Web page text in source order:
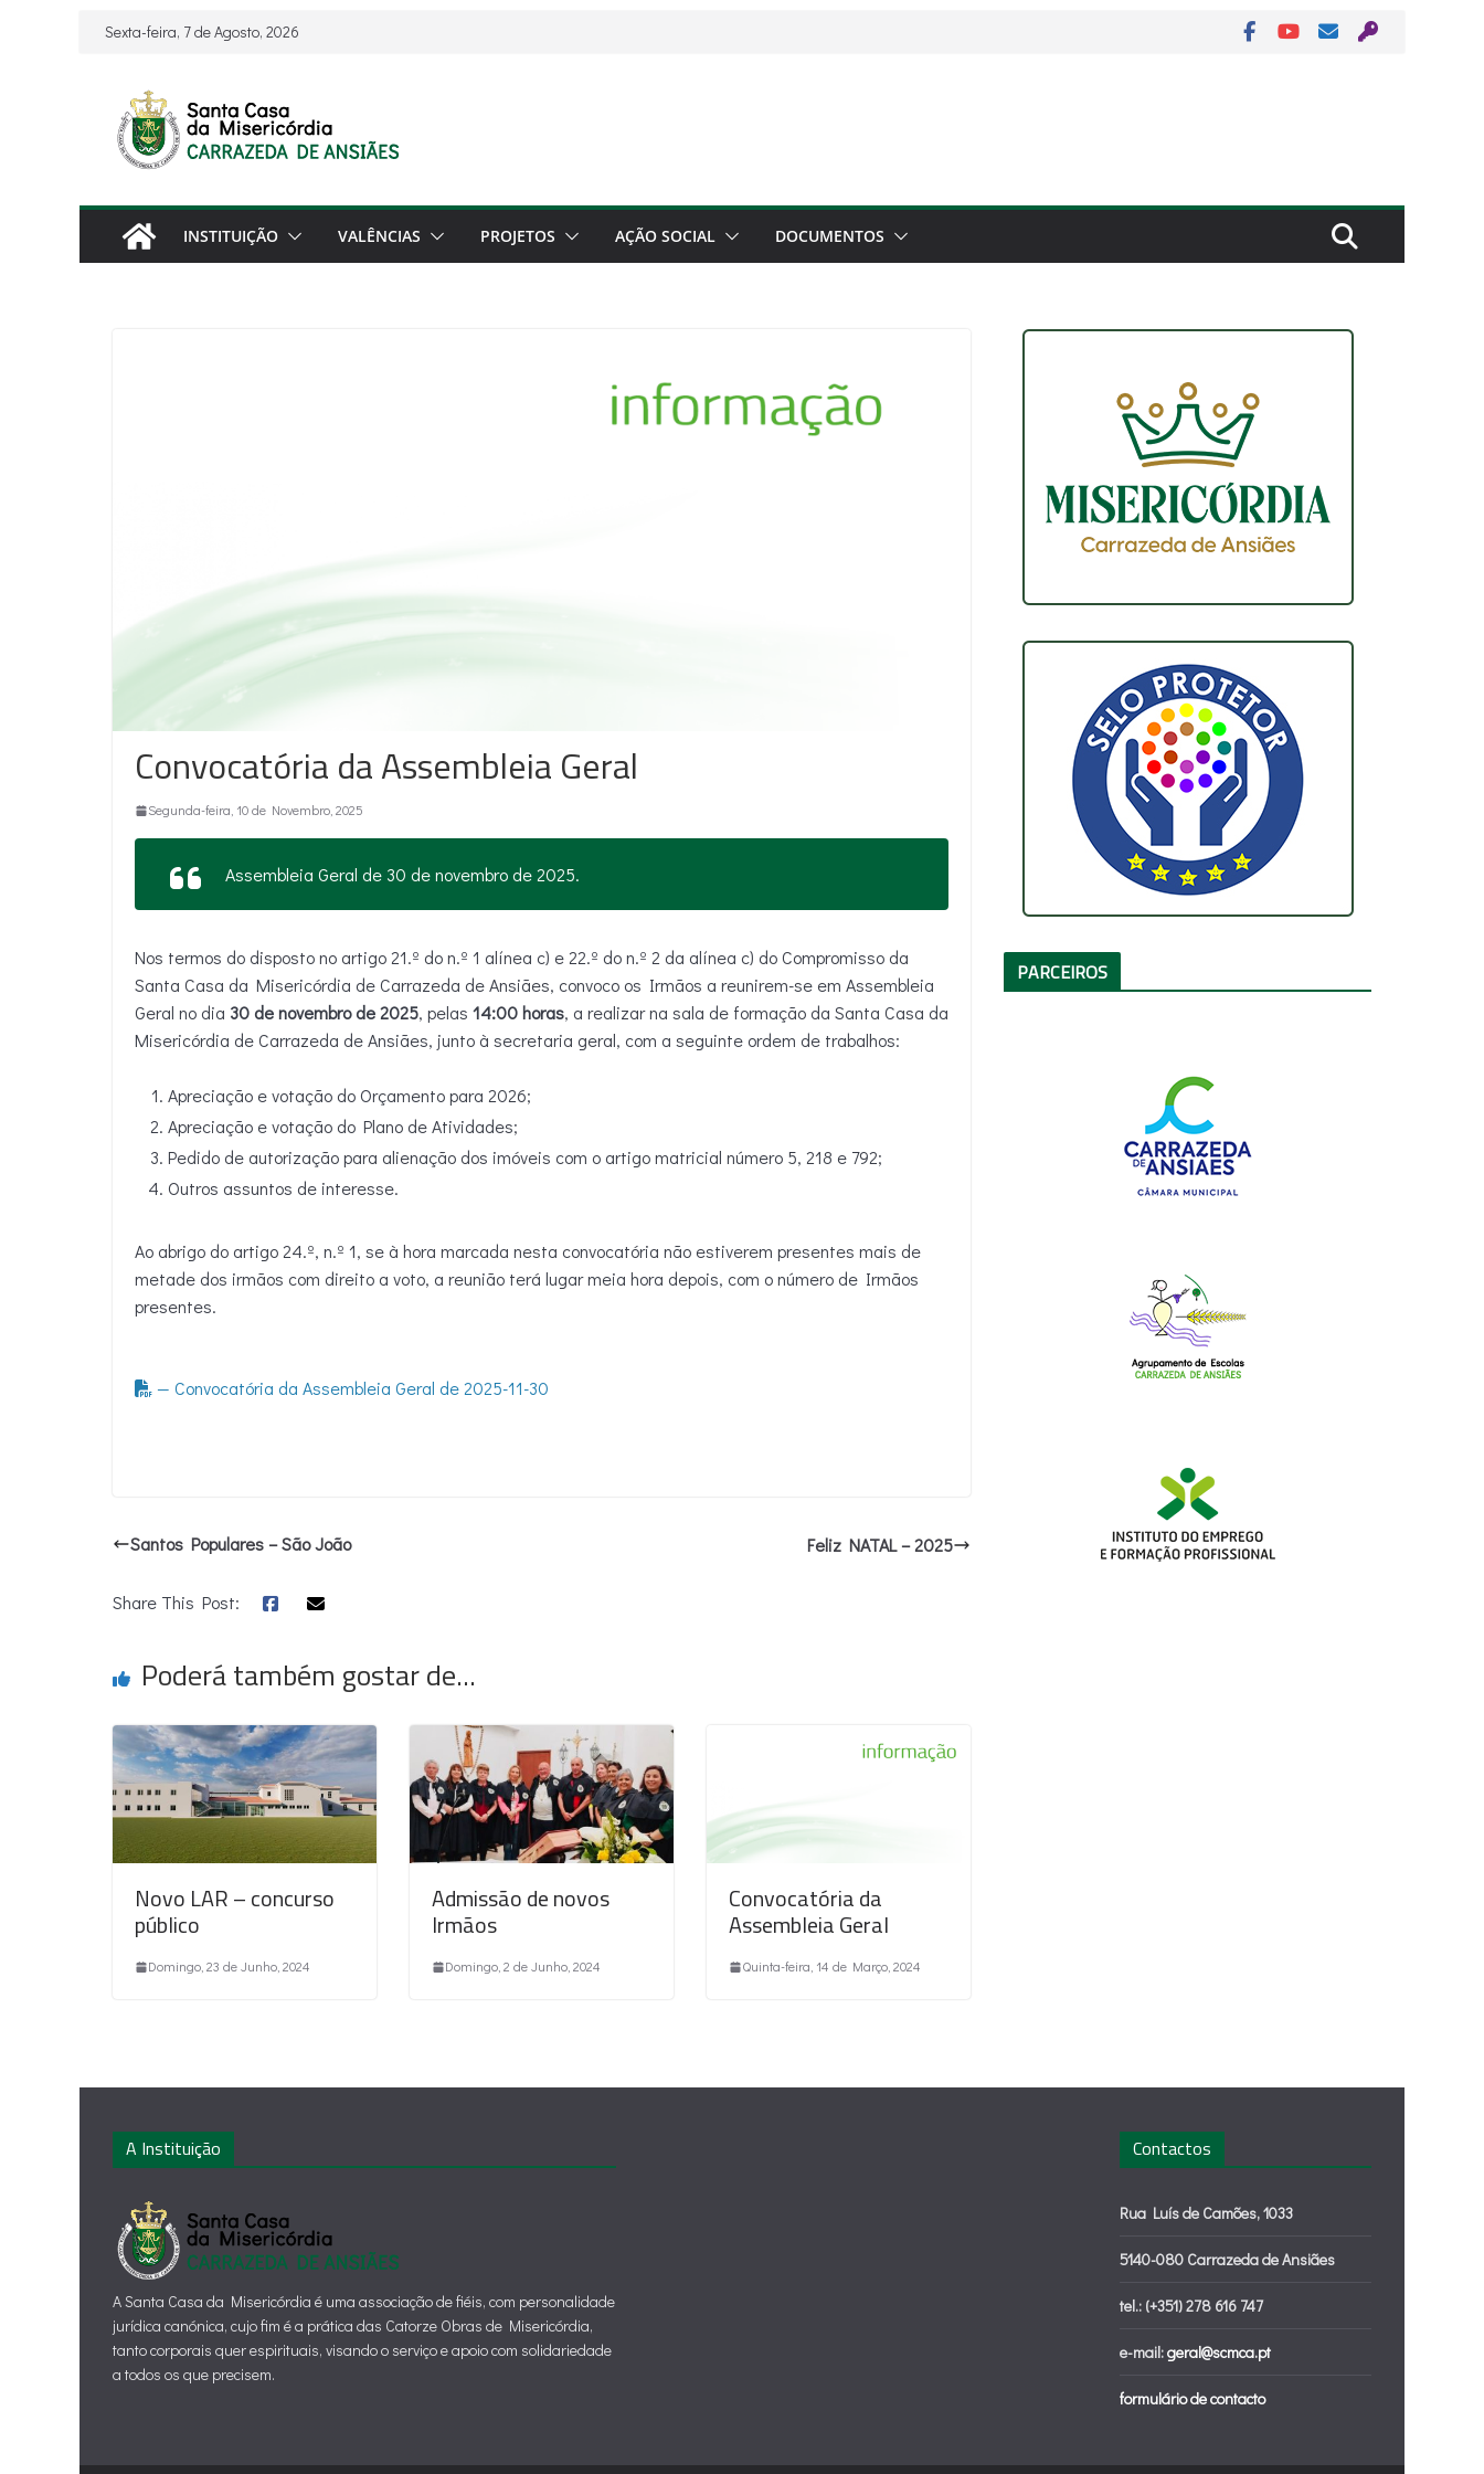
SkipSexta-feira, 7 de Agosto, 2026
INSTITUIÇÃO VALÊNCIAS PROJETOS AÇÃO SOCIAL DOCUMENTOS
Convocatória da Assembleia Geral
Segunda-feira, 10 de Novembro, 2025
Assembleia Geral de 30 de novembro de 2025.
Nos termos do disposto no artigo 21.º do n.º 1 alínea c) e 22.º do n.º 2 da alínea c) do Compromisso da
Santa Casa da Misericórdia de Carrazeda de Ansiães, convoco os Irmãos a reunirem-se em Assembleia
Geral no dia 30 de novembro de 2025, pelas 14:00 horas, a realizar na sala de formação da Santa Casa da
Misericórdia de Carrazeda de Ansiães, junto à secretaria geral, com a seguinte ordem de trabalhos:
Apreciação e votação do Orçamento para 2026;
Apreciação e votação do Plano de Atividades;
Pedido de autorização para alienação dos imóveis com o artigo matricial número 5, 218 e 792;
Outros assuntos de interesse.
Ao abrigo do artigo 24.º, n.º 1, se à hora marcada nesta convocatória não estiverem presentes mais de
metade dos irmãos com direito a voto, a reunião terá lugar meia hora depois, com o número de Irmãos
presentes.
— Convocatória da Assembleia Geral de 2025-11-30
Santos Populares – São João Feliz NATAL – 2025
Share This Post:
Poderá também gostar de...
Novo LAR – concurso
público
Domingo, 23 de Junho, 2024
Admissão de novos
Irmãos
Domingo, 2 de Junho, 2024
Convocatória da
Assembleia Geral
Quinta-feira, 14 de Março, 2024
PARCEIROS
A Instituição
A Santa Casa da Misericórdia é uma associação de fiéis, com personalidade
jurídica canónica, cujo fim é a prática das Catorze Obras de Misericórdia,
tanto corporais quer espirituais, visando o serviço e apoio com solidariedade
a todos os que precisem.
Contactos
Rua Luís de Camões, 1033
5140-080 Carrazeda de Ansiães
tel.: (+351) 278 616 747
e-mail:geral@scmca.pt
formulário de contacto